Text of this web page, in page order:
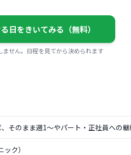
日をきいてみる（無料）
ません。日程を見てから決められます
そのまま週1〜やパート・正社員への継
ク）